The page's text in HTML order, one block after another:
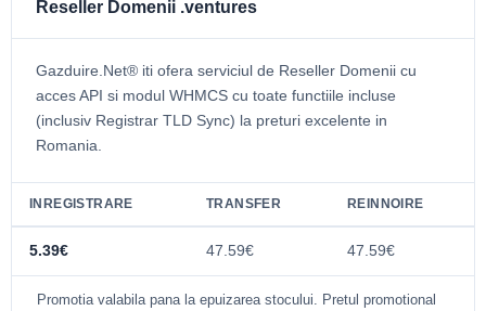
Reseller Domenii .ventures
Gazduire.Net® iti ofera serviciul de Reseller Domenii cu
acces API si modul WHMCS cu toate functiile incluse
(inclusiv Registrar TLD Sync) la preturi excelente in
Romania.
INREGISTRARE TRANSFER REINNOIRE
5.39€ 47.59€ 47.59€
Promotia valabila pana la epuizarea stocului. Pretul promotional